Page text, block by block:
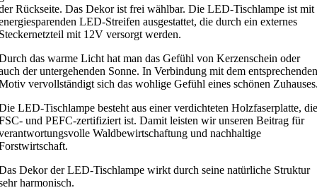
Rückseite. Das Dekor ist frei wählbar. Die LED-Tischlampe ist mit
LED-Streifen ausgestattet, die durch ein externes
mit 12V versorgt werden.
das warme Licht hat man das Gefühl von Kerzenschein oder
der untergehenden Sonne. In Verbindung mit dem entsprechenden
vervollständigt sich das wohlige Gefühl eines schönen
LED-Tischlampe besteht aus einer verdichteten Holzfaserplatte, die
und PEFC-zertifiziert ist. Damit leisten wir unseren Beitrag für
Waldbewirtschaftung und nachhaltige
Dekor der LED-Tischlampe wirkt durch seine natürliche Struktur
harmonisch.